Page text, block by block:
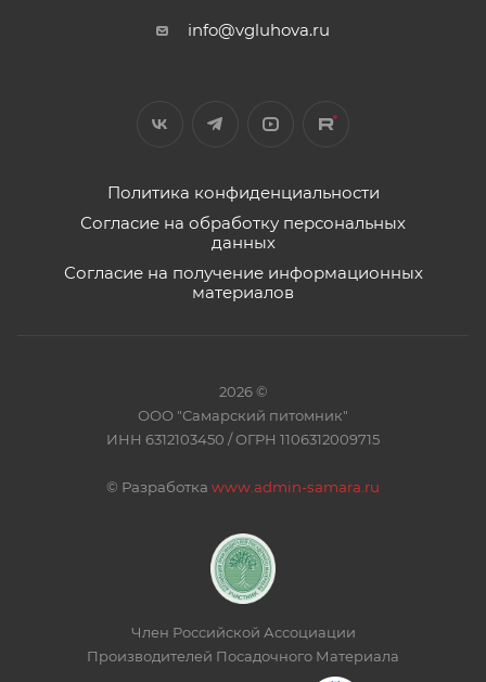
info@vgluhova.ru
Политика конфиденциальности
Согласие на обработку персональных
данных
Согласие на получение информационных
материалов
2026 ©
ООО "Самарский питомник"
ИНН 6312103450 / ОГРН 1106312009715
© Разработка www.admin-samara.ru
Член Российской Ассоциации
Производителей Посадочного Материала